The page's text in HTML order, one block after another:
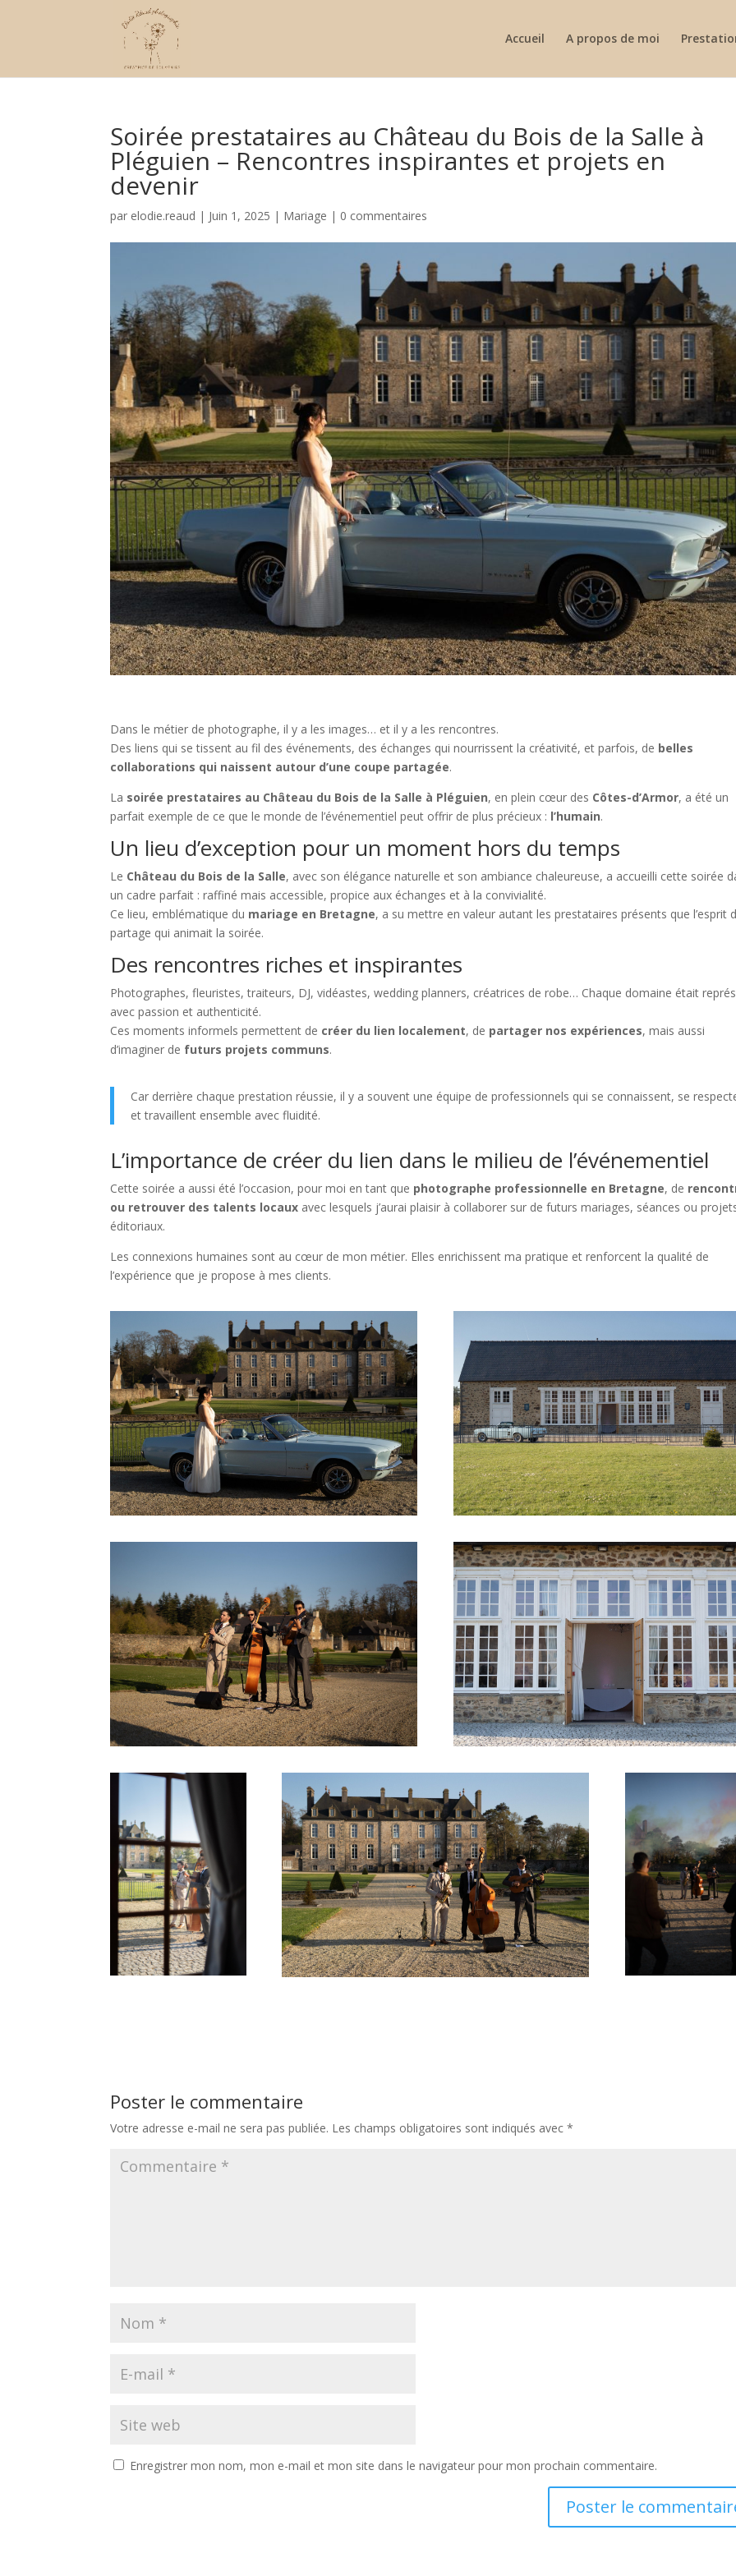
Accueil A propos de moi
Soirée prestataires au Château du Bois de la Salle à
Pléguien – Rencontres inspirantes et projets en
devenir
par elodie.reaud | Juin 1, 2025 | Mariage | 0 commentaires
Dans le métier de photographe, il y a les images… et il y a les rencontres.
Des liens qui se tissent au fil des événements, des échanges qui nourrissent la créativité, et parfois, de belles
collaborations qui naissent autour d’une coupe partagée.
La soirée prestataires au Château du Bois de la Salle à Pléguien, en plein cœur des Côtes-d’Armor, a été un
parfait exemple de ce que le monde de l’événementiel peut offrir de plus précieux : l’humain.
Un lieu d’exception pour un moment hors du temps
Le Château du Bois de la Salle, avec son élégance naturelle et son ambiance chaleureuse, a accueilli cette soirée
un cadre parfait : raffiné mais accessible, propice aux échanges et à la convivialité.
Ce lieu, emblématique du mariage en Bretagne, a su mettre en valeur autant les prestataires présents que l’esprit
partage qui animait la soirée.
Des rencontres riches et inspirantes
Photographes, fleuristes, traiteurs, DJ, vidéastes, wedding planners, créatrices de robe… Chaque domaine était
avec passion et authenticité.
Ces moments informels permettent de créer du lien localement, de partager nos expériences, mais aussi
d’imaginer de futurs projets communs.
Car derrière chaque prestation réussie, il y a souvent une équipe de professionnels qui se connaissent, se
et travaillent ensemble avec fluidité.
L’importance de créer du lien dans le milieu de l’événementiel
Cette soirée a aussi été l’occasion, pour moi en tant que photographe professionnelle en Bretagne, de
ou retrouver des talents locaux avec lesquels j’aurai plaisir à collaborer sur de futurs mariages, séances ou
éditoriaux.
Les connexions humaines sont au cœur de mon métier. Elles enrichissent ma pratique et renforcent la qualité de
l’expérience que je propose à mes clients.
Poster le commentaire
Votre adresse e-mail ne sera pas publiée. Les champs obligatoires sont indiqués avec*
Enregistrer mon nom, mon e-mail et mon site dans le navigateur pour mon prochain commentaire.